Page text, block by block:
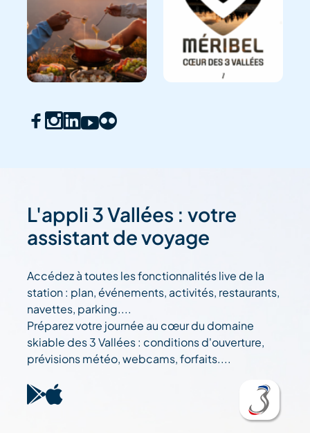
L'appli 3 Vallées : votre
assistant de voyage
Accédez à toutes les fonctionnalités live de la
station : plan, événements, activités, restaurants,
navettes, parking....
Préparez votre journée au cœur du domaine
skiable des 3 Vallées : conditions d'ouverture,
prévisions météo, webcams, forfaits....